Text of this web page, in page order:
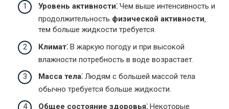
Уровень активности⁚ Чем выше интенсивность и
продолжительность физической активности‚
тем больше жидкости требуется.
Климат⁚ В жаркую погоду и при высокой
влажности потребность в воде возрастает.
Масса тела⁚ Людям с большей массой тела
обычно требуется больше жидкости.
Общее состояние здоровья⁚ Некоторые